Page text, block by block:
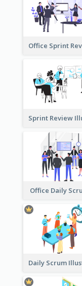
Office Daily